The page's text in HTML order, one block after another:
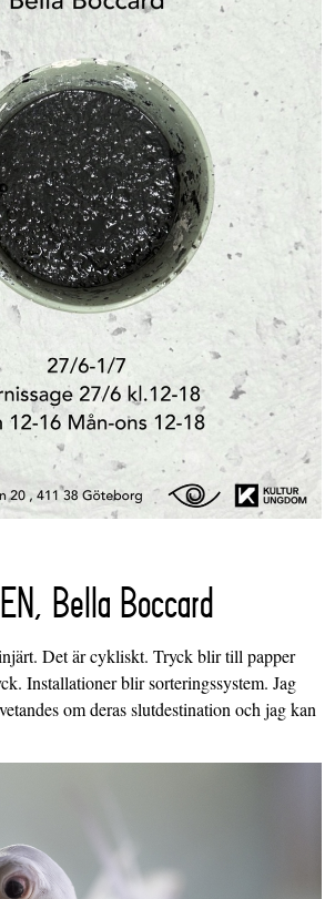
Bella Boccard
Det är cykliskt. Tryck blir till papper
Installationer blir sorteringssystem. Jag
om deras slutdestination och jag kan